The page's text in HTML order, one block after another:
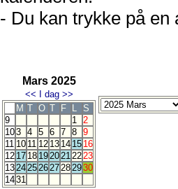
- Du kan trykke på en
Mars 2025
<< I dag >>
M T O T F L
S
9
1 2
103 4 5 6 7 8 9
11 10 11 12 13 14 15 16
12 17 18 1920212223
1324252627282930
1431